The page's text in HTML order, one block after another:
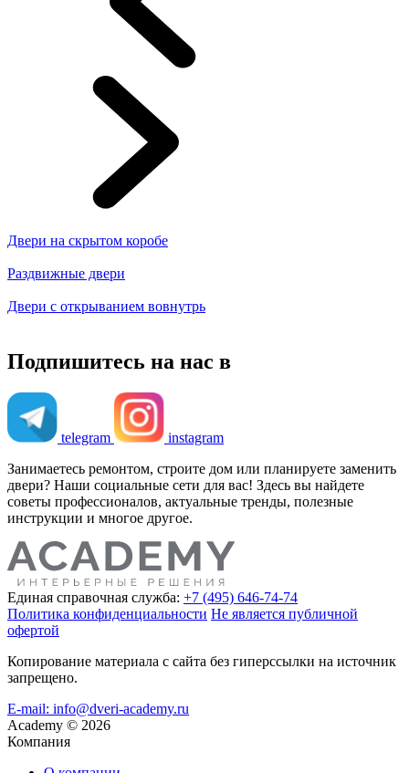
Двери на скрытом коробе
Раздвижные двери
Двери с открыванием вовнутрь
Подпишитесь на нас в
telegram
instagram
Занимаетесь ремонтом, строите дом или планируете заменить
двери? Наши социальные сети для вас! Здесь вы найдете
советы профессионалов, актуальные тренды, полезные
инструкции и многое другое.
Единая справочная служба: +7 (495) 646-74-74
Политика конфиденциальности Не является публичной
офертой
Копирование материала с сайта без гиперссылки на источник
запрещено.
E-mail: info@dveri-academy.ru
Academy © 2026
Компания